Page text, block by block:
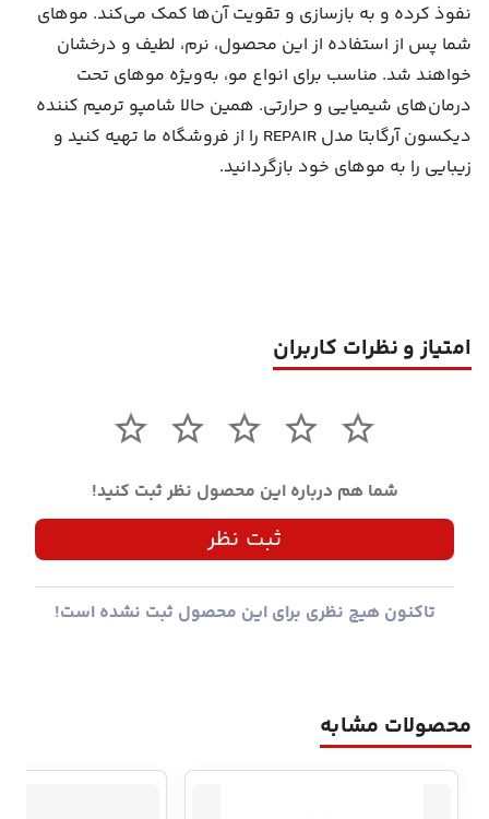
نفوذ کرده و به بازسازی و تقویت آن‌ها کمک می‌کند. موهای
شما پس از استفاده از این محصول، نرم، لطیف و درخشان
خواهند شد. مناسب برای انواع مو، به‌ویژه موهای تحت
درمان‌های شیمیایی و حرارتی. همین حالا شامپو ترمیم کننده
دیکسون آرگابتا مدل REPAIR را از فروشگاه ما تهیه کنید و
زیبایی را به موهای خود بازگردانید.
امتیاز و نظرات کاربران
شما هم درباره این محصول نظر ثبت کنید!
ثبت نظر
تاکنون هیچ نظری برای این محصول ثبت نشده است!
محصولات مشابه